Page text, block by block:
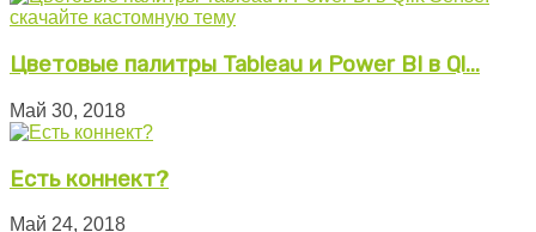
Цветовые палитры Tableau и Power BI в Ql...
Май 30, 2018
Есть коннект?
Май 24, 2018